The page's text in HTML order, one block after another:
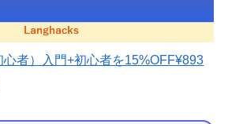
者） 入門+初心者を15%OFF¥893